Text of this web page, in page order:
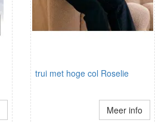
trui met hoge col Roselie
Meer info